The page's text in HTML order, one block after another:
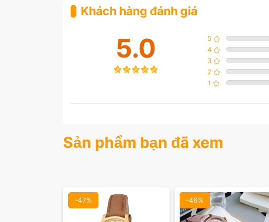
Khách hàng đánh giá
5.0 5
4
3
2
1
Sản phẩm bạn đã xem
-47%
Xóa
-46%
Xóa